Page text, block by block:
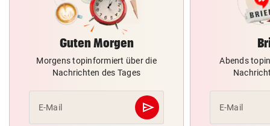
Guten Morgen
Morgens topinformiert über die
Nachrichten des Tages
E-Mail send
Abschicken
Abends
E-Mail